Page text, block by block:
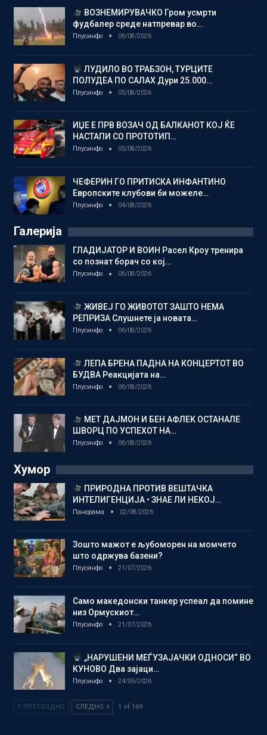
ВОЗНЕМИРУВАЧКО Гром усмрти
фудбалер среде натпревар во…
Плусинфо 06/08/2026
ЛУДИЛО ВО ТРАБЗОН, ТУРЦИТЕ
ПОЛУДЕА ПО САЛАХ Дури 25.000…
Плусинфо 05/08/2026
ИЏЕ Е ПРВ ВОЗАЧ ОД БАЛКАНОТ КОЈ ЌЕ
НАСТАПИ СО ПРОТОТИП…
Плусинфо 05/08/2026
ЧЕФЕРИН ГО ПРИТИСКА ИНФАНТИНО
Европските клубови би можеле…
Плусинфо 04/08/2026
Галерија
ГЛАДИЈАТОР И ВОИН Расел Кроу тренира
со познат борач со кој…
Плусинфо 06/08/2026
ЖИВЕЈ ГО ЖИВОТОТ ЗАШТО НЕМА
РЕПРИЗА Слушнете ја новата…
Плусинфо 06/08/2026
ЛЕПА БРЕНА ПАДНА НА КОНЦЕРТОТ ВО
БУДВА Реакцијата на…
Плусинфо 06/08/2026
МЕТ ДАЈМОН И БЕН АФЛЕК ОСТАНАЛЕ
ШВОРЦ ПО УСПЕХОТ НА…
Плусинфо 06/08/2026
Хумор
ПРИРОДНА ПРОТИВ ВЕШТАЧКА
ИНТЕЛИГЕНЦИЈА • ЗНАЕ ЛИ НЕКОЈ…
Панорама 02/08/2026
Зошто мажот е љубоморен на момчето
што одржува базени?
Плусинфо 21/07/2026
Само македонски танкер успеал да помине
низ Ормускиот…
Плусинфо 21/07/2026
„НАРУШЕНИ МЕЃУЗАЈАЧКИ ОДНОСИ“ ВО
КУНОВО Два зајаци…
Плусинфо 24/05/2026
ПРЕТХОДНО СЛЕДНО 1 of 169